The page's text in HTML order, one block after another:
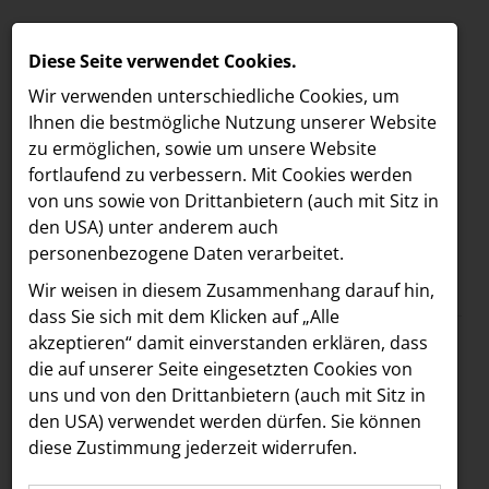
MELDUNGEN
LOEBELL NORDBERG
INNER
aehre
Astoria Artshow
B/S/H Hausgeräte
Meldungen /
Text Bilder
11.11.2025
BMFTR und Media
Forward Fund starten
Diese Seite verwendet Cookies.
Wir verwenden unterschiedliche Cookies, um
Ihnen die best­mögliche Nutzung unserer Website
zu ermöglichen, sowie um unsere Website
fortlaufend zu verbessern. Mit Cookies werden
von uns sowie von Drittanbietern (auch mit Sitz in
den USA) unter anderem auch
personenbezogene Daten verarbeitet.
Wir weisen in diesem Zusammenhang darauf hin,
dass Sie sich mit dem Klicken auf „Alle
akzeptieren“ damit ein­ver­standen erklären, dass
die auf unserer Seite eingesetzten Cookies von
uns und von den Drittanbietern (auch mit Sitz in
den USA) verwendet werden dürfen. Sie können
diese Zustimmung jederzeit widerrufen.